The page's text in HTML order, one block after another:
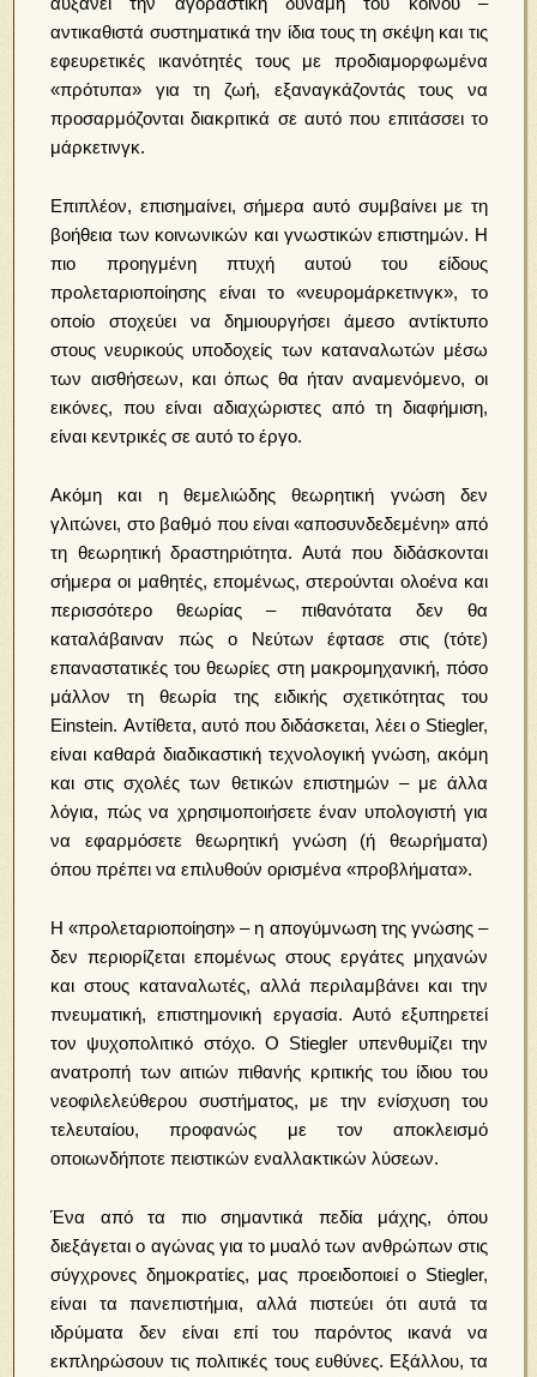
αντικαθιστά συστηματικά την ίδια τους τη σκέψη και τις
εφευρετικές ικανότητές τους με προδιαμορφωμένα
«πρότυπα» για τη ζωή, εξαναγκάζοντάς τους να
προσαρμόζονται διακριτικά σε αυτό που επιτάσσει το
μάρκετινγκ.
Επιπλέον, επισημαίνει, σήμερα αυτό συμβαίνει με τη
βοήθεια των κοινωνικών και γνωστικών επιστημών. Η
πιο προηγμένη πτυχή αυτού του είδους
προλεταριοποίησης είναι το «νευρομάρκετινγκ», το
οποίο στοχεύει να δημιουργήσει άμεσο αντίκτυπο
στους νευρικούς υποδοχείς των καταναλωτών μέσω
των αισθήσεων, και όπως θα ήταν αναμενόμενο, οι
εικόνες, που είναι αδιαχώριστες από τη διαφήμιση,
είναι κεντρικές σε αυτό το έργο.
Ακόμη και η θεμελιώδης θεωρητική γνώση δεν
γλιτώνει, στο βαθμό που είναι «αποσυνδεδεμένη» από
τη θεωρητική δραστηριότητα. Αυτά που διδάσκονται
σήμερα οι μαθητές, επομένως, στερούνται ολοένα και
περισσότερο θεωρίας – πιθανότατα δεν θα
καταλάβαιναν πώς ο Νεύτων έφτασε στις (τότε)
επαναστατικές του θεωρίες στη μακρομηχανική, πόσο
μάλλον τη θεωρία της ειδικής σχετικότητας του
Einstein. Αντίθετα, αυτό που διδάσκεται, λέει ο Stiegler,
είναι καθαρά διαδικαστική τεχνολογική γνώση, ακόμη
και στις σχολές των θετικών επιστημών – με άλλα
λόγια, πώς να χρησιμοποιήσετε έναν υπολογιστή για
να εφαρμόσετε θεωρητική γνώση (ή θεωρήματα)
όπου πρέπει να επιλυθούν ορισμένα «προβλήματα».
Η «προλεταριοποίηση» – η απογύμνωση της γνώσης –
δεν περιορίζεται επομένως στους εργάτες μηχανών
και στους καταναλωτές, αλλά περιλαμβάνει και την
πνευματική, επιστημονική εργασία. Αυτό εξυπηρετεί
τον ψυχοπολιτικό στόχο. Ο Stiegler υπενθυμίζει την
ανατροπή των αιτιών πιθανής κριτικής του ίδιου του
νεοφιλελεύθερου συστήματος, με την ενίσχυση του
τελευταίου, προφανώς με τον αποκλεισμό
οποιωνδήποτε πειστικών εναλλακτικών λύσεων.
Ένα από τα πιο σημαντικά πεδία μάχης, όπου
διεξάγεται ο αγώνας για το μυαλό των ανθρώπων στις
σύγχρονες δημοκρατίες, μας προειδοποιεί ο Stiegler,
είναι τα πανεπιστήμια, αλλά πιστεύει ότι αυτά τα
ιδρύματα δεν είναι επί του παρόντος ικανά να
εκπληρώσουν τις πολιτικές τους ευθύνες. Εξάλλου, τα